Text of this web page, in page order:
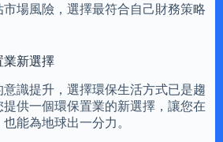
場風險，選擇最符合自己財務策略
業新選擇
識提升，選擇環保生活方式已是趨
供一個環保置業的新選擇，讓您在
能為地球出一分力。